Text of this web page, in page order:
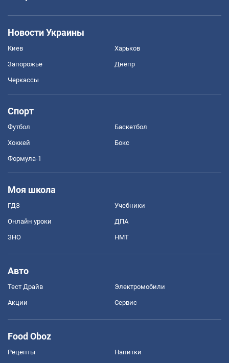
Новости Украины
Киев Харьков
Запорожье Днепр
Черкассы
Спорт
Футбол Баскетбол
Хоккей Бокс
Формула-1
Моя школа
ГДЗ Учебники
Онлайн уроки ДПА
ЗНО НМТ
Авто
Тест Драйв Электромобили
Акции Сервис
Food Oboz
Рецепты Напитки